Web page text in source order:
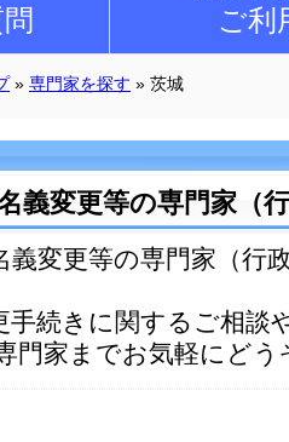
» 専門家を探す » 茨城
義変更等の専門家（
義変更等の専門家（行
手続きに関するご相談
門家までお気軽にどう
ご利